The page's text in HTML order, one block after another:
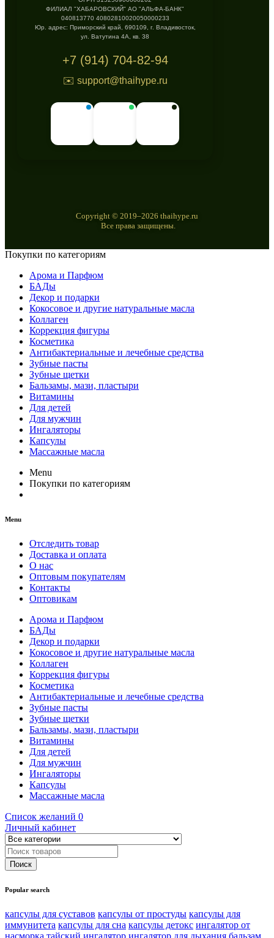
ФИЛИАЛ "ХАБАРОВСКИЙ" АО "АЛЬФА-БАНК"
040813770 40802810020050000233
Юр. адрес: Приморский край, 690109, г. Владивосток,
ул. Ватутина 4А, кв. 38
+7 (914) 704-82-94
✉️ support@thaihype.ru
Copyright © 2019–2026 thaihype.ru
Все права защищены.
Покупки по категориям
Арома и Парфюм
БАДы
Декор и подарки
Кокосовое и другие натуральные масла
Коллаген
Коррекция фигуры
Косметика
Антибактериальные и лечебные средства
Зубные пасты
Зубные щетки
Бальзамы, мази, пластыри
Витамины
Для детей
Для мужчин
Ингаляторы
Капсулы
Массажные масла
Menu
Покупки по категориям
Menu
Отследить товар
Доставка и оплата
О нас
Оптовым покупателям
Контакты
Оптовикам
Арома и Парфюм
БАДы
Декор и подарки
Кокосовое и другие натуральные масла
Коллаген
Коррекция фигуры
Косметика
Антибактериальные и лечебные средства
Зубные пасты
Зубные щетки
Бальзамы, мази, пластыри
Витамины
Для детей
Для мужчин
Ингаляторы
Капсулы
Массажные масла
Список желаний 0
Личный кабинет
Popular search
капсулы для суставов капсулы от простуды капсулы для
иммунитета капсулы для сна капсулы детокс ингалятор от
насморка тайский ингалятор ингалятор для дыхания бальзам